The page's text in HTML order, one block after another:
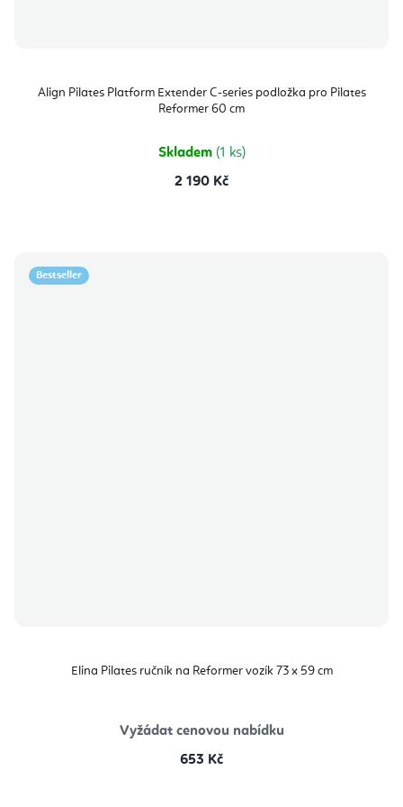
Align Pilates Platform Extender C-series podložka pro Pilates
Reformer 60 cm
Skladem (1 ks)
2 190 Kč
Bestseller
Elina Pilates ručník na Reformer vozík 73 x 59 cm
Vyžádat cenovou nabídku
653 Kč